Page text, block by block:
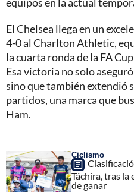
El Chelsea llega en un
4-0 al Charlton Athletic,
la cuarta ronda de la FA
Esa victoria no solo
sino que también extendió
partidos, una marca que
Ham.
Ciclismo
Táchira, tras la
de ganar